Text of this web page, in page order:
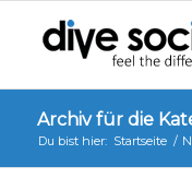
Archiv für die
Du bist hier: Startseite /